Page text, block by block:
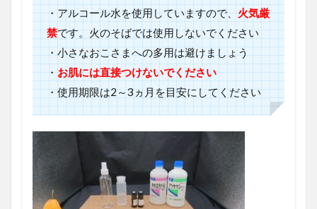
・アルコール水を使用していますので、火気厳
禁です。火のそばでは使用しないでください
・小さなおこさまへの多用は避けましょう
・お肌には直接つけないでください
・使用期限は2～3ヵ月を目安にしてください